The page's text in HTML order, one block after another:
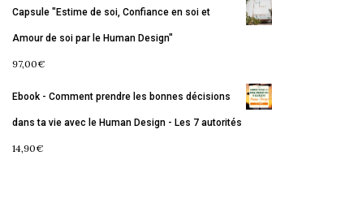
Capsule "Estime de soi, Confiance en soi et
Amour de soi par le Human Design"
97,00€
Ebook - Comment prendre les bonnes décisions
dans ta vie avec le Human Design - Les 7 autorités
14,90€